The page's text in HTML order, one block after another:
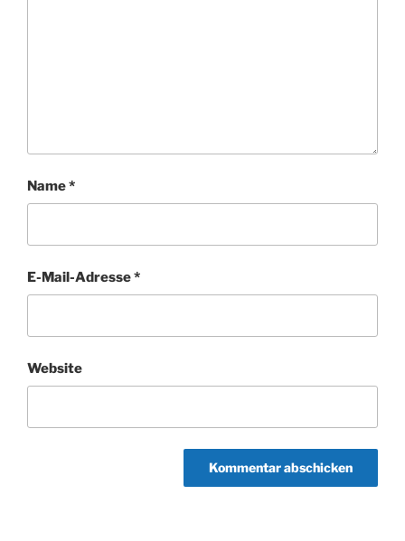
Name*
E-Mail-Adresse*
Website